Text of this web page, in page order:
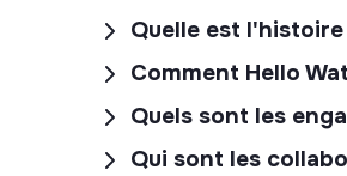
Quelle est
Comment Hello
Quels sont les
Qui sont les